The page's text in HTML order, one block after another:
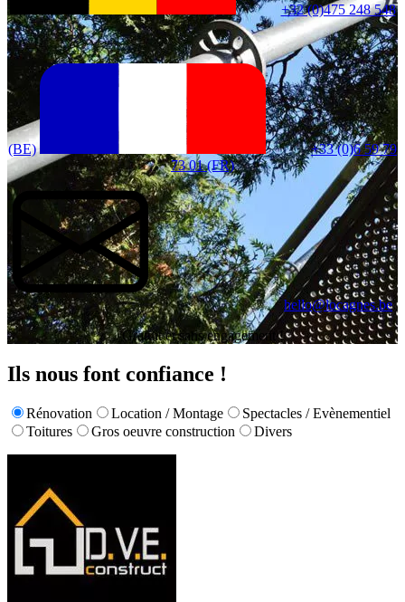
+32 (0)475 248 548
(BE)
+33 (0)6 59 79
73 01 (FR)
hello@locagnes.be
Gratuit et sans engagement !
Ils nous font confiance !
Rénovation Location / Montage
Spectacles / Evènementiel
Toitures
Gros oeuvre construction Divers